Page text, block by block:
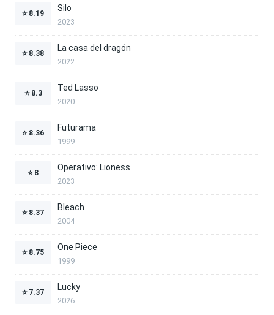
⭐ 8.19
Silo
2023
⭐ 8.38
La casa del dragón
2022
⭐ 8.3
Ted Lasso
2020
⭐ 8.36
Futurama
1999
⭐ 8
Operativo: Lioness
2023
⭐ 8.37
Bleach
2004
⭐ 8.75
One Piece
1999
⭐ 7.37
Lucky
2026